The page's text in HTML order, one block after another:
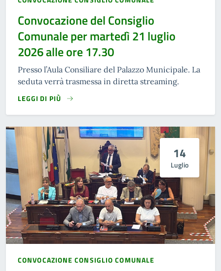
Convocazione del Consiglio
Comunale per martedì 21 luglio
2026 alle ore 17.30
Presso l’Aula Consiliare del Palazzo Municipale. La
seduta verrà trasmessa in diretta streaming.
LEGGI DI PIÙ
14
Luglio
CONVOCAZIONE CONSIGLIO COMUNALE